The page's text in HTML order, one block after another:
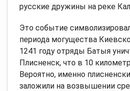
русские дружины на реке
Это событие
периода могущества
1241 году отряды Батыя
Плисненск, что в 10
Вероятно, именно
заложили на возвышении